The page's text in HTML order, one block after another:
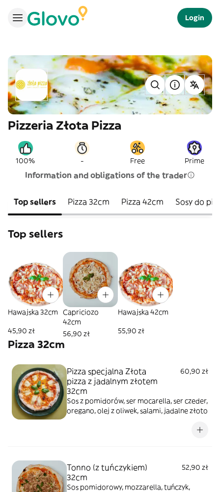
Login
Pizzeria Złota Pizza
100% - Free Prime
Information and obligations of the trader
Top sellers Pizza 32cm Pizza 42cm Sosy do
Top sellers
Hawajska 32cm
45,90 zł
Capriciozo
42cm
56,90 zł
Hawajska 42cm
55,90 zł
Pizza 32cm
Pizza specjalna Złota
pizza z jadalnym złotem
32cm
60,90 zł
Sos z pomidorów, ser mocarella, ser czeder,
oregano, olej z oliwek, salami, jadalne złoto
Tonno (z tuńczykiem)
32cm
52,90 zł
Sos pomidorowy, mozzarella, tuńczyk,